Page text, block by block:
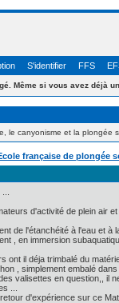
S'identifier FFS
Même si vous avez déjà
le canyonisme et la plongée
française de plongée
d'activité de plein air
de l'étanchéité à l'eau et à
, en immersion
ont il déja trimbalé du
, simplement embalé
valisettes en question,, il
...
d'expérience sur ce